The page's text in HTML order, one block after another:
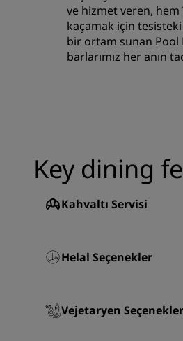
ve hizmet veren,
kaçamak için tesisteki
bir ortam sunan Pool
barlarımız her anın
Key dining
Kahvaltı Servisi
Helal Seçenekler
Vejetaryen Seçenekler